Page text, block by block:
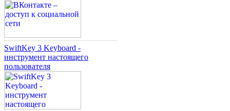
SwiftKey 3 Keyboard -
инструмент настоящего
пользователя